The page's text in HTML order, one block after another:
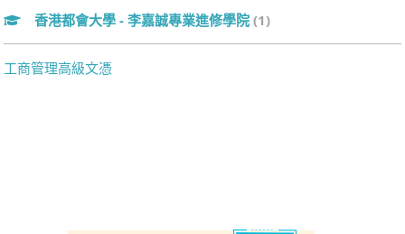
香港都會大學 - 李嘉誠專業進修學院 (1)
工商管理高級文憑